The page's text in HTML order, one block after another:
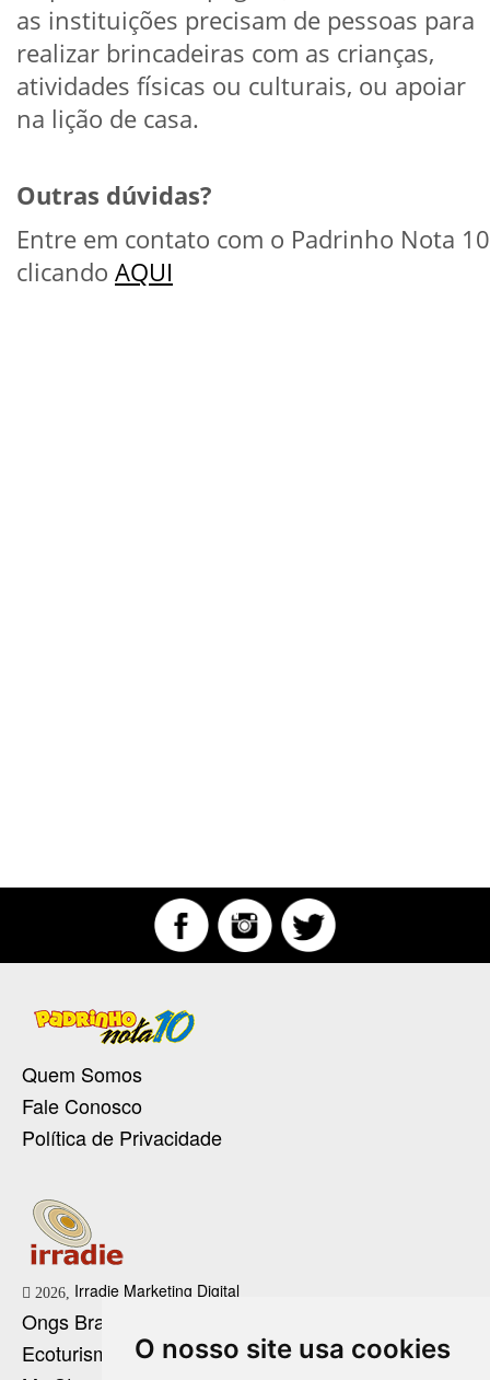
O nosso site usa cookies
as instituições precisam de pessoas para
realizar brincadeiras com as crianças,
atividades físicas ou culturais, ou apoiar
na lição de casa.
Outras dúvidas?
Entre em contato com o Padrinho Nota 10
clicando AQUI
Quem Somos
Fale Conosco
Política de Privacidade
2026, Irradie Marketing Digital
Ongs Brasil
Ecoturismo no Brasil